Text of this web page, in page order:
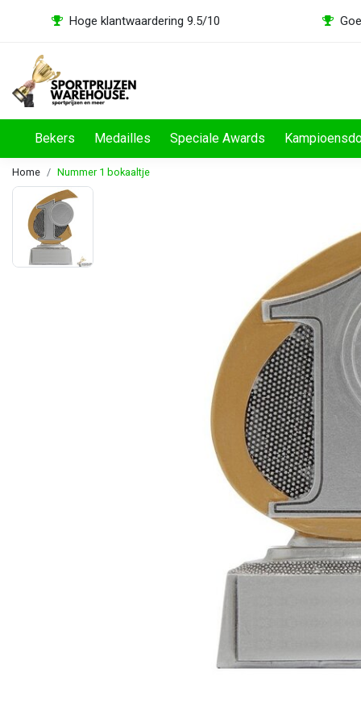
Hoge klantwaardering 9.5/10
Bekers Medailles Speciale Awards
Home Nummer 1 bokaaltje